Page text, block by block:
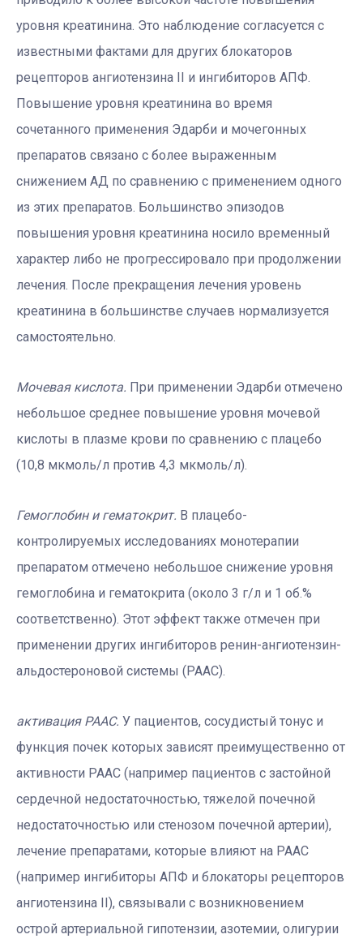
уровня креатинина. Это наблюдение согласуется с
известными фактами для других блокаторов
рецепторов ангиотензина II и ингибиторов АПФ.
Повышение уровня креатинина во время
сочетанного применения Эдарби и мочегонных
препаратов связано с более выраженным
снижением АД по сравнению с применением одного
из этих препаратов. Большинство эпизодов
повышения уровня креатинина носило временный
характер либо не прогрессировало при продолжении
лечения. После прекращения лечения уровень
креатинина в большинстве случаев нормализуется
самостоятельно.
Мочевая кислота. При применении Эдарби отмечено
небольшое среднее повышение уровня мочевой
кислоты в плазме крови по сравнению с плацебо
(10,8 мкмоль/л против 4,3 мкмоль/л).
Гемоглобин и гематокрит. В плацебо-
контролируемых исследованиях монотерапии
препаратом отмечено небольшое снижение уровня
гемоглобина и гематокрита (около 3 г/л и 1 об.%
соответственно). Этот эффект также отмечен при
применении других ингибиторов ренин-ангиотензин-
альдостероновой системы (РААС).
активация РААС. У пациентов, сосудистый тонус и
функция почек которых зависят преимущественно от
активности РААС (например пациентов с застойной
сердечной недостаточностью, тяжелой почечной
недостаточностью или стенозом почечной артерии),
лечение препаратами, которые влияют на РААС
(например ингибиторы АПФ и блокаторы рецепторов
ангиотензина II), связывали с возникновением
острой артериальной гипотензии, азотемии, олигурии